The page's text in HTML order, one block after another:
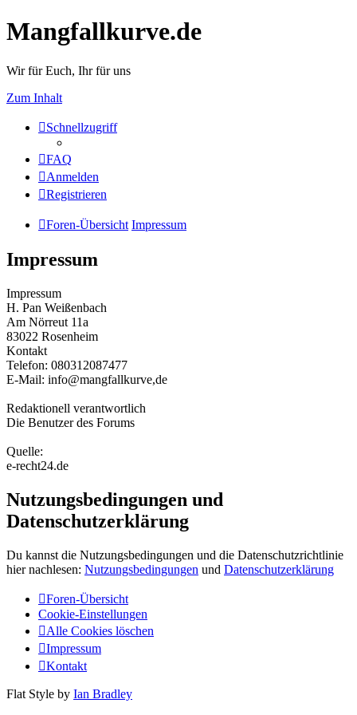
Mangfallkurve.de
Wir für Euch, Ihr für uns
Zum Inhalt
Schnellzugriff
FAQ
Anmelden
Registrieren
Foren-Übersicht Impressum
Impressum
Impressum
H. Pan Weißenbach
Am Nörreut 11a
83022 Rosenheim
Kontakt
Telefon: 080312087477
E-Mail: info@mangfallkurve,de
Redaktionell verantwortlich
Die Benutzer des Forums
Quelle:
e-recht24.de
Nutzungsbedingungen und
Datenschutzerklärung
Du kannst die Nutzungsbedingungen und die Datenschutzrichtlinie
hier nachlesen: Nutzungsbedingungen und Datenschutzerklärung
Foren-Übersicht
Cookie-Einstellungen
Alle Cookies löschen
Impressum
Kontakt
Flat Style by Ian Bradley